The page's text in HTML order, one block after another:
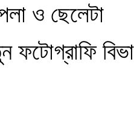
ও ছেলেটা
ফটোগ্রাফি